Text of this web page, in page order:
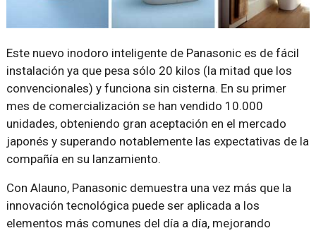
Este nuevo inodoro inteligente de Panasonic es de fácil
instalación ya que pesa sólo 20 kilos (la mitad que los
convencionales) y funciona sin cisterna. En su primer
mes de comercialización se han vendido 10.000
unidades, obteniendo gran aceptación en el mercado
japonés y superando notablemente las expectativas de la
compañía en su lanzamiento.
Con Alauno, Panasonic demuestra una vez más que la
innovación tecnológica puede ser aplicada a los
elementos más comunes del día a día, mejorando